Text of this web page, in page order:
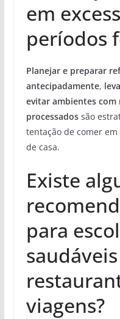
em
períodos
Planejar e preparar
antecipadamente,
evitar ambientes
processadossão
tentação de comer
de casa.
Existe
para
viagens?